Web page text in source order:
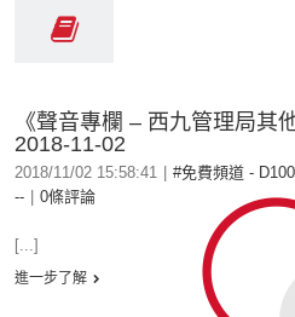
《聲音專欄 – 西九管理局其
2018-11-02
2018/11/02 15:58:41 #免費頻道 -
--
0條評論
[...]
進一步了解